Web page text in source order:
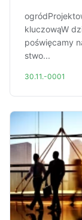
kluczowąW
poświęcamy
stwo...
30.11.-0001